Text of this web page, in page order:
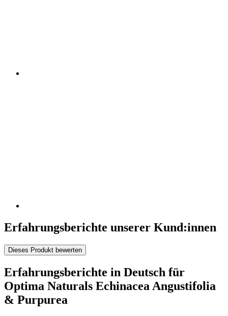
Erfahrungsberichte unserer Kund:innen
Dieses Produkt bewerten
Erfahrungsberichte in Deutsch für
Optima Naturals Echinacea Angustifolia
& Purpurea